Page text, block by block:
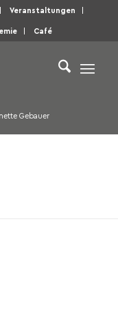
Veranstaltungen
Café
Gebauer